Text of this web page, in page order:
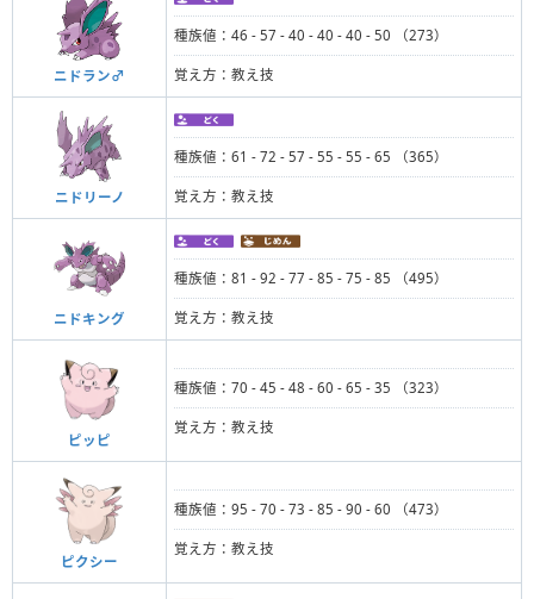
ニドラン♂
種族値：46 - 57 - 40 - 40 - 40 - 50 （273）
覚え方：教え技
ニドリーノ
種族値：61 - 72 - 57 - 55 - 55 - 65 （365）
覚え方：教え技
ニドキング
種族値：81 - 92 - 77 - 85 - 75 - 85 （495）
覚え方：教え技
ピッピ
種族値：70 - 45 - 48 - 60 - 65 - 35 （323）
覚え方：教え技
ピクシー
種族値：95 - 70 - 73 - 85 - 90 - 60 （473）
覚え方：教え技